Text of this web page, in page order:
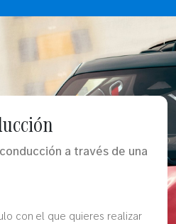
a través de una
con el que quieres realizar